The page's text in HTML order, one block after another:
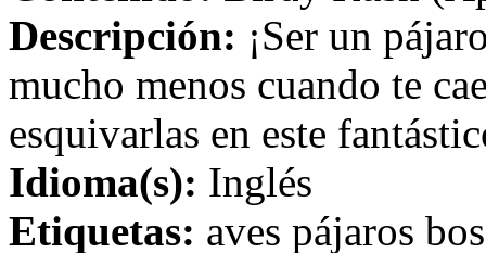
Descripción: ¡Ser un
mucho menos cuando te
esquivarlas en este
Idioma(s): Inglés
Etiquetas: aves pájaros